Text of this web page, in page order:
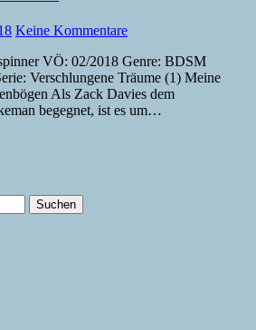
Keine Kommentare
Verschlungene Träume (1) Meine
Als Zack Davies dem
begegnet, ist es um…